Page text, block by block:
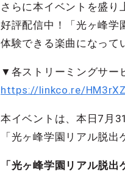
さらに本イベントを盛り
好評配信中！「光ヶ峰学
体験できる楽曲になって
▼各ストリーミングサー
https://linkco.re/
本イベントは、本日7月
「光ヶ峰学園リアル脱
「光ヶ峰学園リアル脱